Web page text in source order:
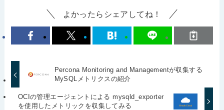
よかったらシェアしてね！
Percona Monitoring and Managementが収集する
MySQLメトリクスの紹介
OCIの管理エージェントによる mysqld_exporter
を使用したメトリックを収集してみる